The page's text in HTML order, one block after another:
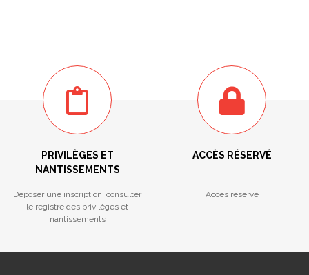
PRIVILÈGES ET
NANTISSEMENTS
Déposer une inscription, consulter
le registre des privilèges et
nantissements
ACCÈS RÉSERVÉ
Accès réservé